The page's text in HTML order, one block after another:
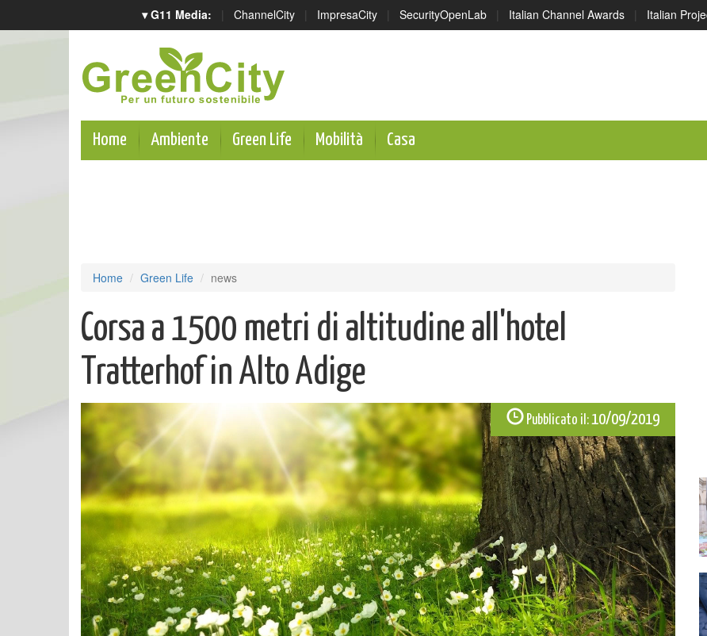
▾ G11 Media: | ChannelCity | ImpresaCity | SecurityOpenLab | Italian Channel Awards | Italian
Home Ambiente Green Life Mobilità Casa
Home Green Life news
Corsa a 1500 metri di altitudine all'hotel
Tratterhof in Alto Adige
Pubblicato il:10/09/2019